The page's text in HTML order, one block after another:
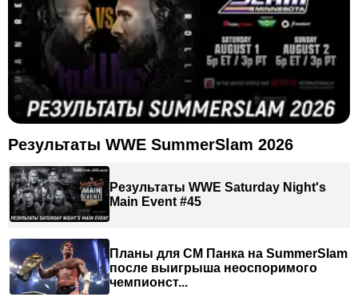
Результаты WWE SummerSlam 2026
Результаты WWE Saturday Night's
Main Event #45
Планы для СМ Панка на SummerSlam
после выигрыша неоспоримого
чемпионст...